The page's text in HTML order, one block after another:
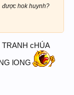
được hok huynh?
cHÚA
lONG